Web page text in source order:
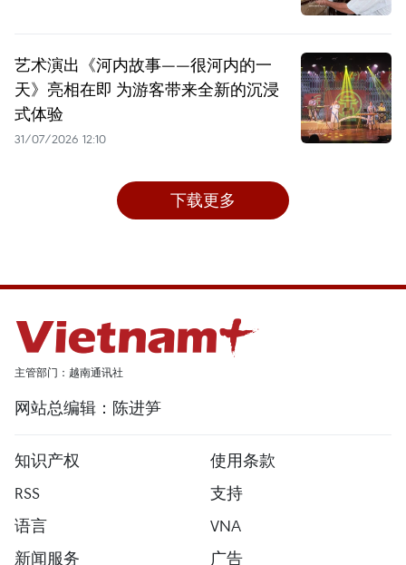
艺术演出《河内故事——很河内的一
天》亮相在即 为游客带来全新的沉浸
式体验
31/07/2026 12:10
下载更多
主管部门：越南通讯社
网站总编辑：陈进笋
知识产权
使用条款
RSS
支持
语言
VNA
新闻服务
广告